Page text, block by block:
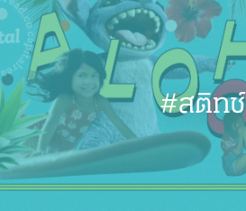
#สติทช์